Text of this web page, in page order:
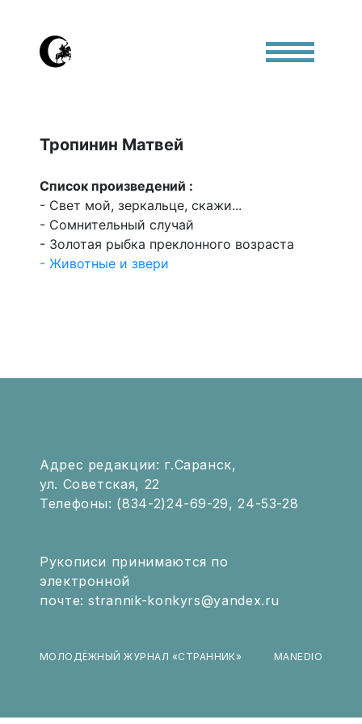
Тропинин Матвей
Список произведений :
- Свет мой, зеркальце, скажи...
- Сомнительный случай
- Золотая рыбка преклонного возраста
- Животные и звери
Адрес редакции: г.Саранск,
ул. Советская, 22
Телефоны: (834-2)24-69-29, 24-53-28
Рукописи принимаются по
электронной
почте: strannik-konkyrs@yandex.ru
МОЛОДЁЖНЫЙ ЖУРНАЛ «СТРАННИК» MANEDIO